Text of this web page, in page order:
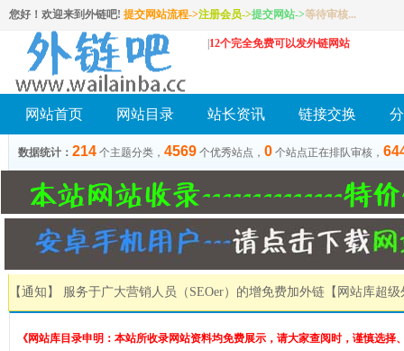
您好！欢迎来到外链吧! 提交网站流程->注册会员->提交网站->等待审核...
12个完全免费可以发外链网站
网站首页 网站目录 站长资讯 链接交换
数据统计： 214 个主题分类， 4569 个优秀站点， 0 个站点正在排队审核，
【通知】 服务于广大营销人员（SEOer）的增免费加外链 【网站库超
《网站库目录申明：本站所收录网站资料均免费展示，请大家查阅时，谨慎选择